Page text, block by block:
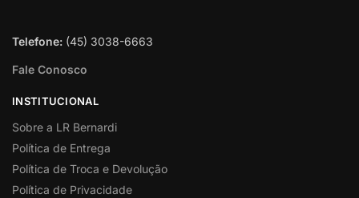
Telefone: (45) 3038-6663
Fale Conosco
INSTITUCIONAL
Sobre a LR Bernardi
Política de Entrega
Política de Troca e Devolução
Política de Privacidade